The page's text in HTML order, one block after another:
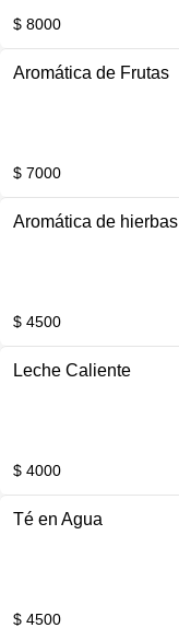
$ 8000
Aromática de Frutas
$ 7000
Aromática de hierbas
$ 4500
Leche Caliente
$ 4000
Té en Agua
$ 4500